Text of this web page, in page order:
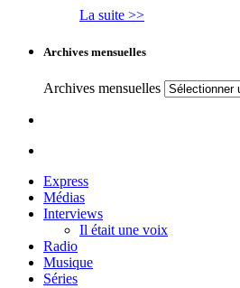
La suite >>
Archives mensuelles
Archives mensuelles
Express
Médias
Interviews
Il était une voix
Radio
Musique
Séries